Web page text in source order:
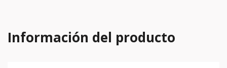
Información del producto